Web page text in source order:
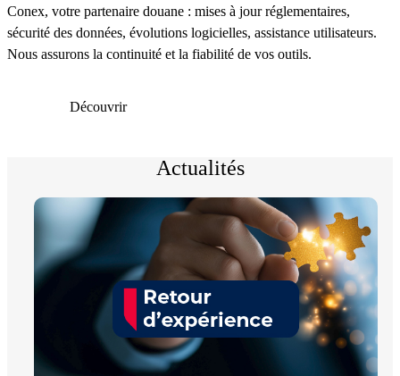
Conex, votre partenaire douane : mises à jour réglementaires,
sécurité des données, évolutions logicielles, assistance utilisateurs.
Nous assurons la continuité et la fiabilité de vos outils.
Découvrir
Actualités